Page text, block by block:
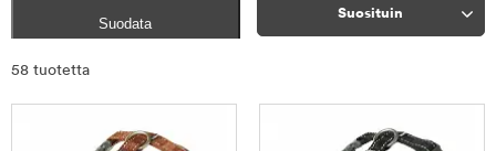
Suodata
Suosituin
58 tuotetta